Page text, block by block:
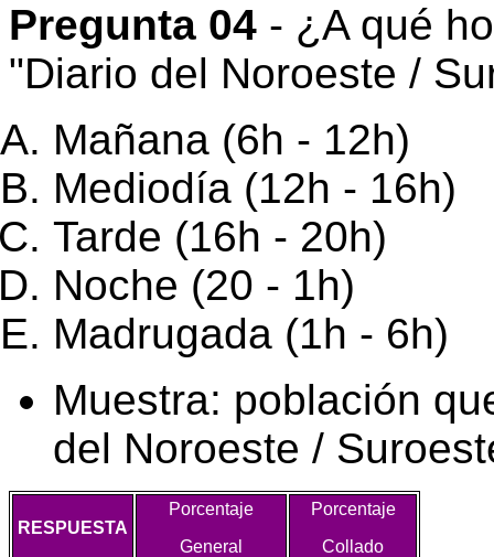
Pregunta 04 - ¿A qué
"Diario del Noroeste /
Mañana (6h - 12h)
Mediodía (12h - 16h)
Tarde (16h - 20h)
Noche (20 - 1h)
Madrugada (1h - 6h)
Muestra: población
del Noroeste /
RESPUESTA
Porcentaje
General
Porcentaje
Collado